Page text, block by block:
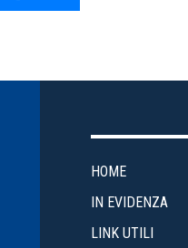
HOME
IN EVIDENZA
LINK UTILI